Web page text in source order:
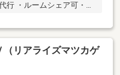
行 ・ルームシェア可・初
（リアライズマツカゲ